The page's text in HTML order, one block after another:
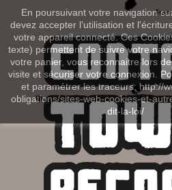
En poursuivant votre navigation
devez accepter l’utilisation et
votre appareil connecté. Ces
texte) permettent de suivre votre
votre panier, vous reconnaitre lors
visite et sécuriser votre connexion.
et paramétrer les traceurs: http://
obligations/sites-web-cookies-et-
dit-la-loi/